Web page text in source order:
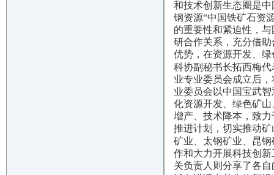
和技术创新生态圈是
钢资源“中国铁矿石资
的重要性和紧迫性，
研合作关系，充分借
优势，在资源开发、
科协副秘书长拓西梅
业专业委员会成立后
业委员会以中国宝武
化资源开发、绿色矿
增产、技术降本，致
推进计划，切实推动
矿业、太钢矿业、昆
作和大力开展科技创
关负责人则分享了各